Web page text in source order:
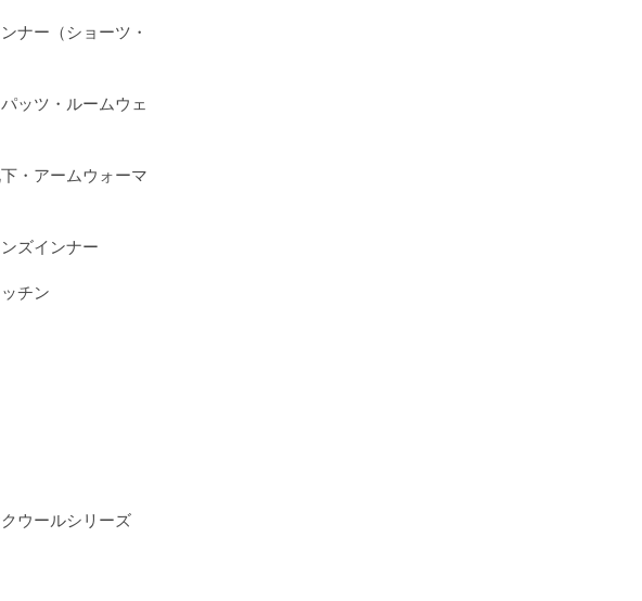
ナー（ショーツ・
ッツ・ルームウェ
・アームウォーマ
ズインナー
チン
ウールシリーズ